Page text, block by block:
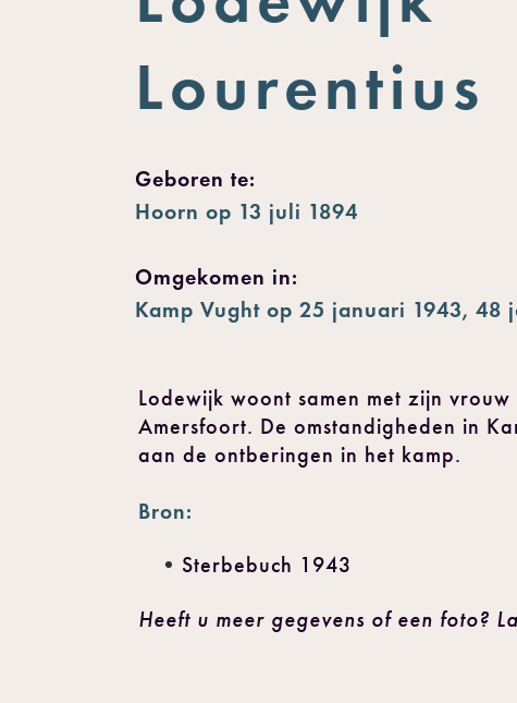
Lourentius
Geboren te:
Hoorn op 13 juli 1894
Omgekomen in:
Kamp Vught op 25 januari 1943, 48
Lodewijk woont samen met zijn
Amersfoort. De omstandigheden in
aan de ontberingen in het kamp.
Bron:
Sterbebuch 1943
Heeft u meer gegevens of een foto?